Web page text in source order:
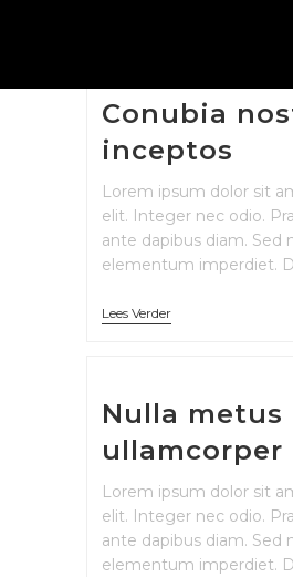
Conubia
inceptos
Lorem ipsum dolor sit
elit. Integer nec odio.
ante dapibus diam. Sed
elementum imperdiet.
Lees Verder
Nulla metus
ullamcorper
Lorem ipsum dolor sit
elit. Integer nec odio.
ante dapibus diam. Sed
elementum imperdiet.